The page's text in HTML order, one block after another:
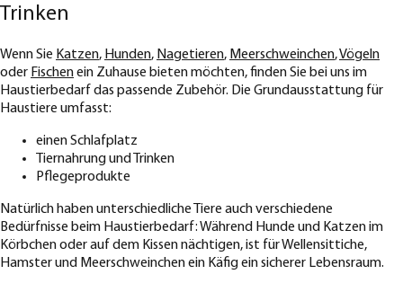
Trinken
Wenn Sie Katzen, Hunden, Nagetieren, Meerschweinchen,Vögeln
oder Fischenein Zuhause bieten möchten, finden Sie bei uns im
Haustierbedarf das passende Zubehör. Die Grundausstattung für
Haustiere umfasst:
einen Schlafplatz
Tiernahrung und Trinken
Pflegeprodukte
Natürlich haben unterschiedliche Tiere auch verschiedene
Bedürfnisse beim Haustierbedarf: Während Hunde und Katzen im
Körbchen oder auf dem Kissen nächtigen, ist für Wellensittiche,
Hamster und Meerschweinchen ein Käfig ein sicherer Lebensraum.